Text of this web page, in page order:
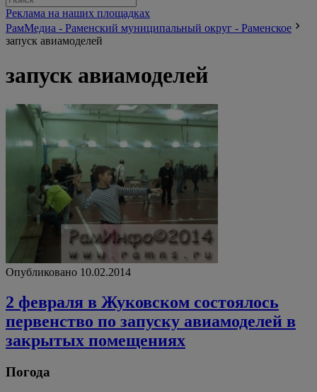
Реклама на наших площадках
РамМедиа - Раменский муниципальный округ - Раменское
запуск авиамоделей
запуск авиамоделей
Опубликовано 10.02.2014
2 февраля в Жуковском состоялось
первенство по запуску авиамоделей в
закрытых помещениях
Погода